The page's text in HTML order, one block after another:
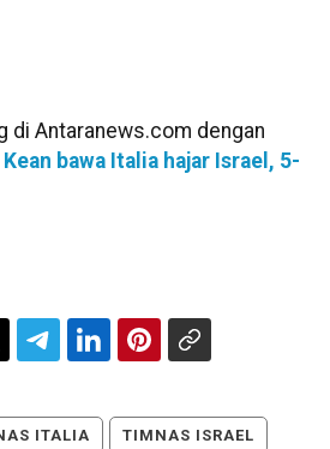
di Antaranews.com dengan
bawa Italia hajar Israel, 5-
ITALIA TIMNAS ISRAEL